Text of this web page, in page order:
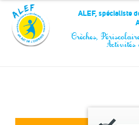
Panneau de gestion des cookies
ALEF, spécialiste
Crèches,
Activités